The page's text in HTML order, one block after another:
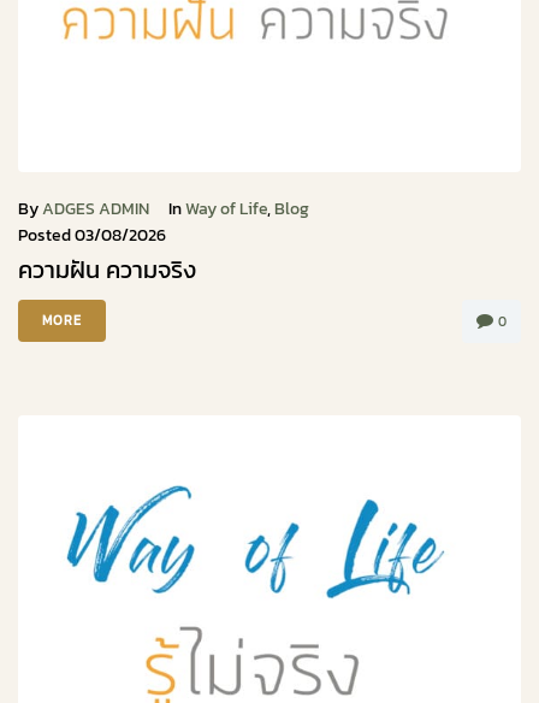
ByADGES ADMIN InWay of Life,Blog
Posted03/08/2026
ความฝัน ความจริง
MORE 0